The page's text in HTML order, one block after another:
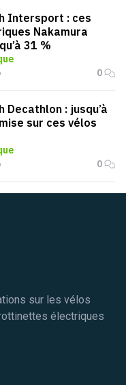
Intersport : ces
Nakamura
31 %
0
Decathlon : jusqu’à
sur ces vélos
0
sur les vélos
électriques